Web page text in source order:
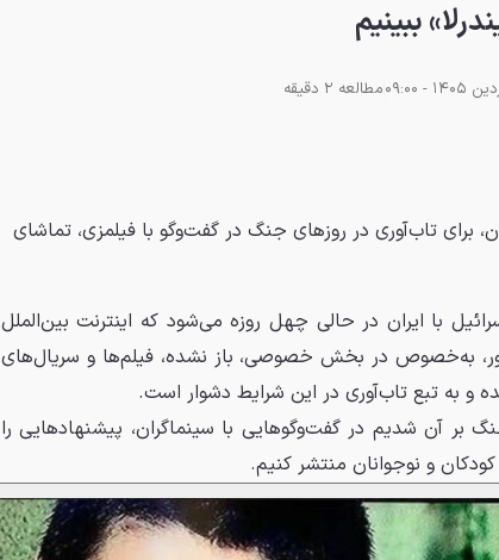
ببینیم
مطالعه 2 دقیقه
برای تاب‌آوری در روزهای جنگ در گفت‌وگو با فیلمزی، تماشای
با ایران در حالی چهل روزه می‌شود که اینترنت بین‌الملل
به‌خصوص در بخش خصوصی، باز نشده، فیلم‌ها و سریال‌های
و به تبع تاب‌آوری در این شرایط دشوار است.
بر آن شدیم در گفت‌وگوهایی با سینماگران، پیشنهادهایی را
و نوجوانان منتشر کنیم.